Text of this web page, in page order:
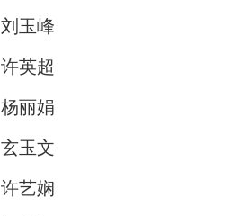
刘玉峰
许英超
杨丽娟
玄玉文
许艺娴